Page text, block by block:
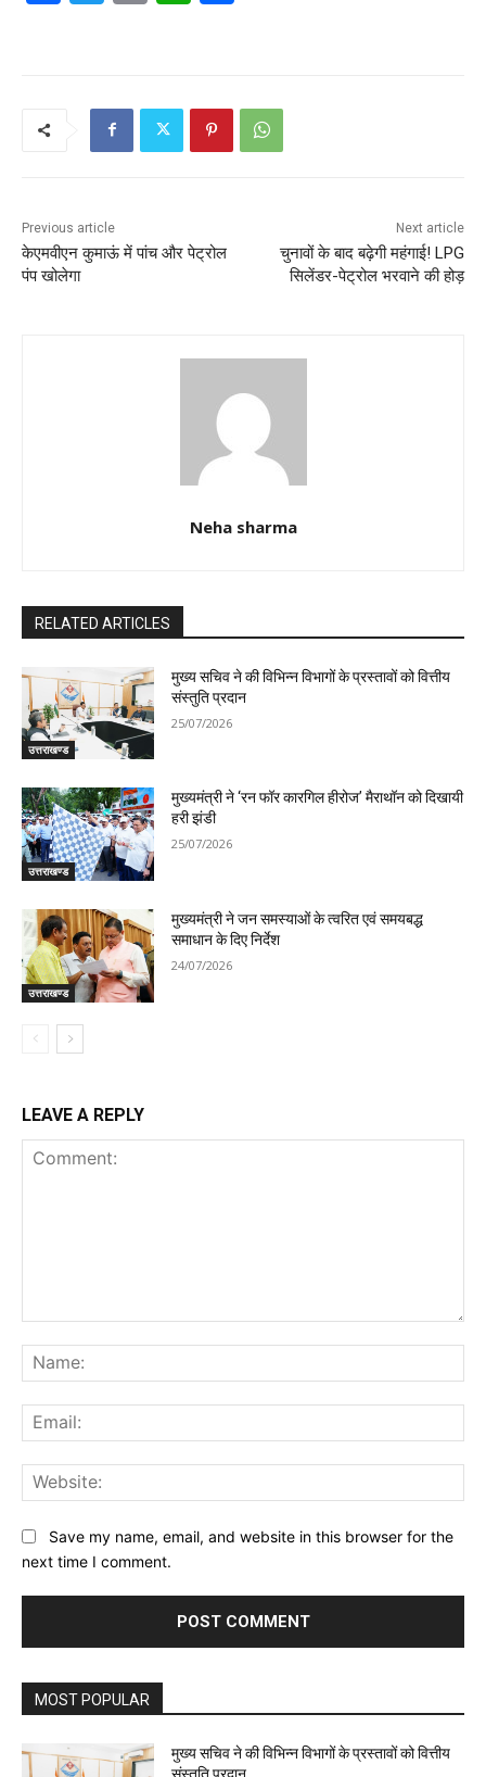
k
A
p
Previous article
केएमवीएन कुमाऊं में पांच और पेट्रोल
पंप खोलेगा
Next article
चुनावों के बाद बढ़ेगी महंगाई! LPG
सिलेंडर-पेट्रोल भरवाने की होड़
Neha sharma
RELATED ARTICLES
उत्तराखण्ड
मुख्य सचिव ने की विभिन्न विभागों के प्रस्तावों को वित्तीय
संस्तुति प्रदान
25/07/2026
उत्तराखण्ड
मुख्यमंत्री ने ‘रन फॉर कारगिल हीरोज’ मैराथॉन को दिखायी
हरी झंडी
25/07/2026
उत्तराखण्ड
मुख्यमंत्री ने जन समस्याओं के त्वरित एवं समयबद्ध
समाधान के दिए निर्देश
24/07/2026
LEAVE A REPLY
Save my name, email, and website in this browser for the
next time I comment.
MOST POPULAR
मुख्य सचिव ने की विभिन्न विभागों के प्रस्तावों को वित्तीय